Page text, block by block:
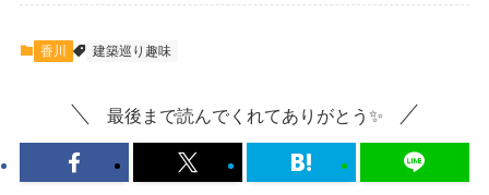
香川 建築巡り趣味
最後まで読んでくれてありがとう✨